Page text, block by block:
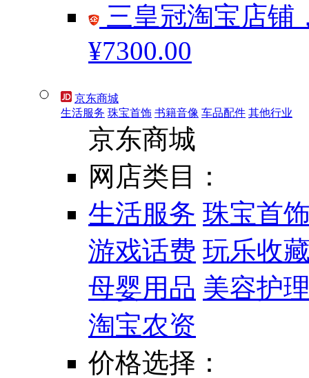
三皇冠淘宝店铺
¥7300.00
京东商城
生活服务 珠宝首饰 书籍音像 车品配件 其他行业
京东商城
网店类目：
生活服务 珠宝首
游戏话费 玩乐收
母婴用品 美容护
淘宝农资
价格选择：